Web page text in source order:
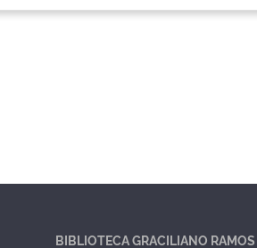
BIBLIOTECA GRACILIANO RAMOS